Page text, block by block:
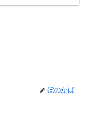
ぼのかば